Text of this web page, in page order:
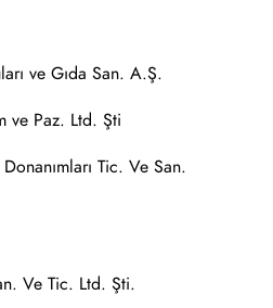
ve Gıda San. A.Ş.
ve Paz. Ltd. Şti
Tic. Ve San.
Ve Tic. Ltd. Şti.